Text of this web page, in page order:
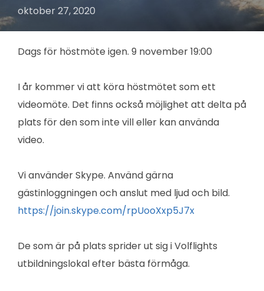
den
oktober 27, 2020
Dags för höstmöte igen. 9 november 19:00
I år kommer vi att köra höstmötet som ett
videomöte. Det finns också möjlighet att delta på
plats för den som inte vill eller kan använda
video.
Vi använder Skype. Använd gärna
gästinloggningen och anslut med ljud och bild.
https://join.skype.com/rpUooXxp5J7x
De som är på plats sprider ut sig i Volflights
utbildningslokal efter bästa förmåga.